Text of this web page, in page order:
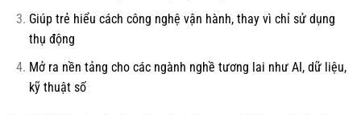
Giúp trẻ hiểu cách công nghệ vận hành, thay vì chỉ sử dụng
thụ động
Mở ra nền tảng cho các ngành nghề tương lai như AI, dữ liệu,
kỹ thuật số